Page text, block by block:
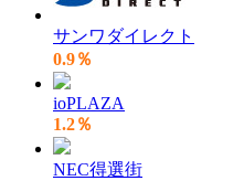
サンワダイレクト
0.9％
ioPLAZA
1.2％
NEC得選街